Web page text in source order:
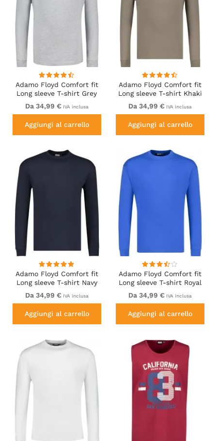
Adamo Floyd Comfort fit
Long sleeve T-shirt Grey
Da 34,99 € IVA inclusa
Aggiungi al carrello
Adamo Floyd Comfort fit
Long sleeve T-shirt Khaki
Da 34,99 € IVA inclusa
Aggiungi al carrello
Adamo Floyd Comfort fit
Long sleeve T-shirt Navy
Da 34,99 € IVA inclusa
Aggiungi al carrello
Adamo Floyd Comfort fit
Long sleeve T-shirt Royal
Blue
Da 34,99 € IVA inclusa
Aggiungi al carrello